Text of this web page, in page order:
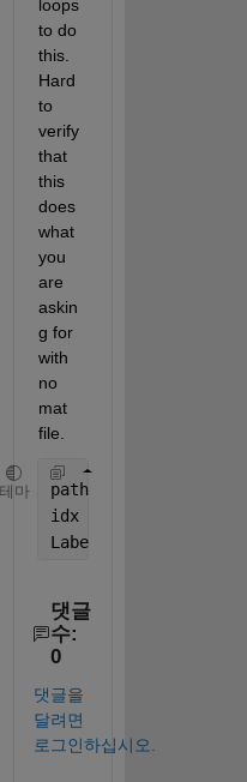
loops
to do
this.
Hard
to
verify
that
this
does
what
you
are
askin
g for
with
no
mat
file.
테마 pathsToDelete = {
idx =
LabelData(idx, :) =
댓글
수:
0
댓글을
달려면
로그인하십시오.